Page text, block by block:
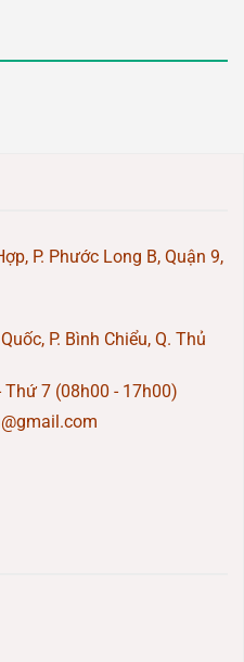
P. Phước Long B, Quận 9,
P. Bình Chiểu, Q. Thủ
7 (08h00 - 17h00)